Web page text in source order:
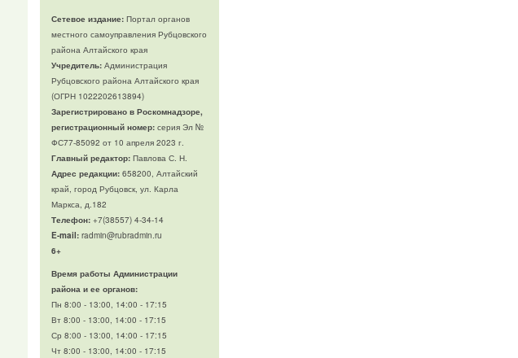
Сетевое издание:Портал органов
местного самоуправления Рубцовского
района Алтайского края
Учредитель:Администрация
Рубцовского района Алтайского края
(ОГРН 1022202613894)
Зарегистрировано в Роскомнадзоре,
регистрационный номер:серия Эл №
ФС77-85092 от 10 апреля 2023 г.
Главный редактор:Павлова С. Н.
Адрес редакции:658200, Алтайский
край, город Рубцовск, ул. Карла
Маркса, д.182
Телефон:+7(38557) 4-34-14
E-mail:radmin@rubradmin.ru
6+
Время работы Администрации
района и ее органов:
Пн 8:00 - 13:00, 14:00 - 17:15
Вт 8:00 - 13:00, 14:00 - 17:15
Ср 8:00 - 13:00, 14:00 - 17:15
Чт 8:00 - 13:00, 14:00 - 17:15